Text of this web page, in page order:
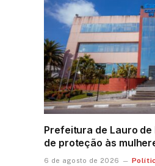
Prefeitura de Lauro
de proteção às
6 de agosto de 2026